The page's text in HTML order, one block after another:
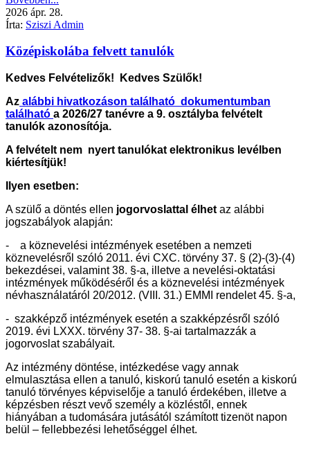
2026 ápr. 28.
Írta: Sziszi Admin
Középiskolába felvett tanulók
Kedves Felvételizők! Kedves Szülők!
Az alábbi hivatkozáson található dokumentumban
található a 2026/27 tanévre a 9. osztályba felvételt
tanulók azonosítója.
A felvételt nem nyert tanulókat elektronikus levélben
kiértesítjük!
Ilyen esetben:
A szülő a döntés ellen jogorvoslattal élhet az alábbi
jogszabályok alapján:
- a köznevelési intézmények esetében a nemzeti
köznevelésről szóló 2011. évi CXC. törvény 37. § (2)-(3)-(4)
bekezdései, valamint 38. §-a, illetve a nevelési-oktatási
intézmények működéséről és a köznevelési intézmények
névhasználatáról 20/2012. (VIII. 31.) EMMI rendelet 45. §-a,
- szakképző intézmények esetén a szakképzésről szóló
2019. évi LXXX. törvény 37- 38. §-ai tartalmazzák a
jogorvoslat szabályait.
Az intézmény döntése, intézkedése vagy annak
elmulasztása ellen a tanuló, kiskorú tanuló esetén a kiskorú
tanuló törvényes képviselője a tanuló érdekében, illetve a
képzésben részt vevő személy a közléstől, ennek
hiányában a tudomására jutásától számított tizenöt napon
belül – fellebbezési lehetőséggel élhet.